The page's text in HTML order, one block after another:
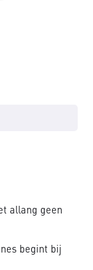
allang geen
begint bij